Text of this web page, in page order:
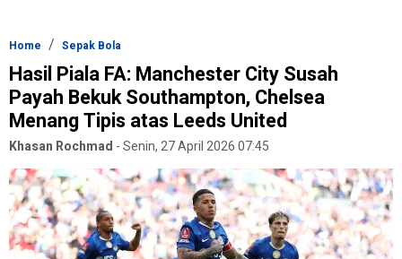
Home Sepak Bola
Hasil Piala FA: Manchester City Susah
Payah Bekuk Southampton, Chelsea
Menang Tipis atas Leeds United
Khasan Rochmad -Senin, 27 April 2026 07:45